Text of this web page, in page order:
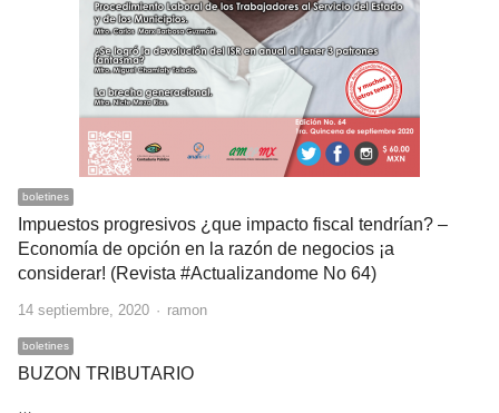
boletines
Impuestos progresivos ¿que impacto fiscal tendrían? –
Economía de opción en la razón de negocios ¡a
considerar! (Revista #Actualizandome No 64)
14 septiembre, 2020 Author
ramon
boletines
BUZON TRIBUTARIO